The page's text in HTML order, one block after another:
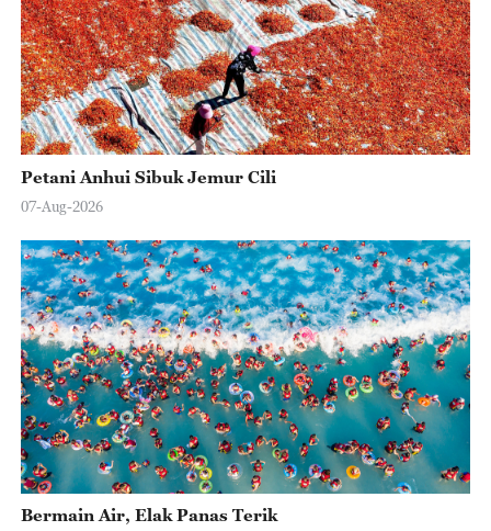
Petani Anhui Sibuk Jemur Cili
07-Aug-2026
Bermain Air, Elak Panas Terik